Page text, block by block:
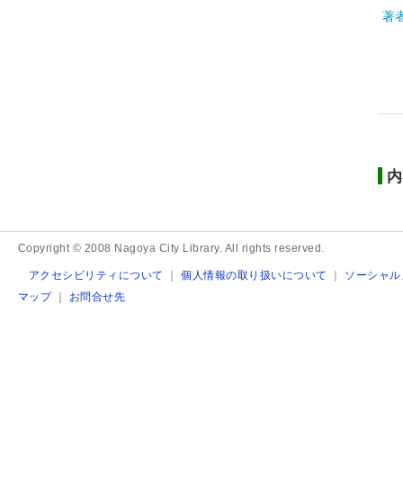
著
Copyright © 2008 Nagoya City Library. All rights reserved.
アクセシビリティについて ｜個人情報の取り扱いについて ｜ ソーシャ
マップ｜ お問合せ先